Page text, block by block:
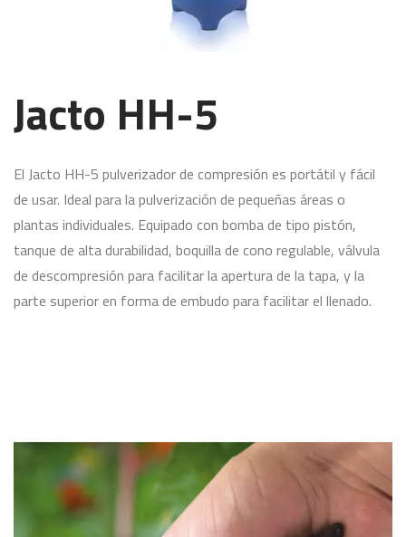
Jacto HH-5
El Jacto HH-5 pulverizador de compresión es portátil y fácil
de usar. Ideal para la pulverización de pequeñas áreas o
plantas individuales. Equipado con bomba de tipo pistón,
tanque de alta durabilidad, boquilla de cono regulable, válvula
de descompresión para facilitar la apertura de la tapa, y la
parte superior en forma de embudo para facilitar el llenado.